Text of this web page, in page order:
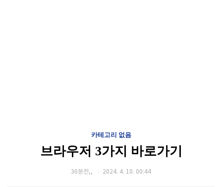
카테고리 없음
브라우저 3가지 바로가기
30분전,, 2024. 4. 10. 00:44